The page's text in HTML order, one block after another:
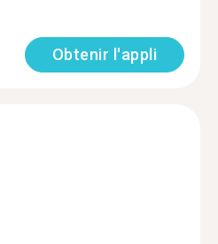
Obtenir l'appli